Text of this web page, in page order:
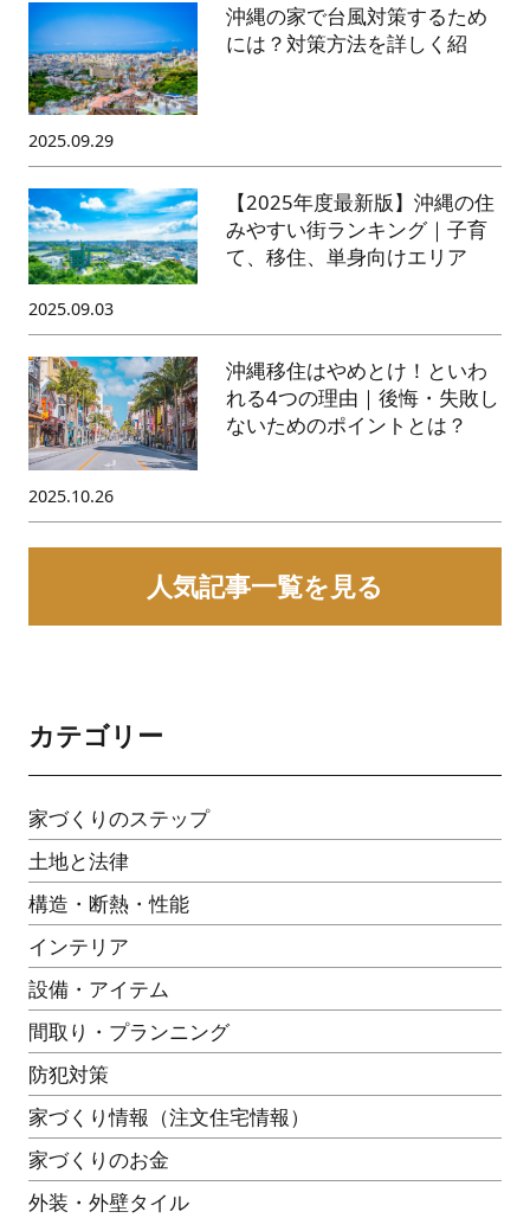
2025.09.29
沖縄の家で台風対策するため
には？対策方法を詳しく紹
2025.09.03
【2025年度最新版】沖縄の住
みやすい街ランキング｜子育
て、移住、単身向けエリア
2025.10.26
沖縄移住はやめとけ！といわ
れる4つの理由｜後悔・失敗し
ないためのポイントとは？
人気記事一覧を見る
カテゴリー
家づくりのステップ
土地と法律
構造・断熱・性能
インテリア
設備・アイテム
間取り・プランニング
防犯対策
家づくり情報（注文住宅情報）
家づくりのお金
外装・外壁タイル